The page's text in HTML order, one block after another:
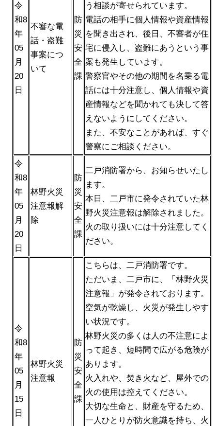
令
和8
年
05
月
20
日
不審な電
話・盗難
事案につ
いて
防
災
安
全
課
う相談が寄せられています。
電話の相手に個人情報や資産情報
を聞き出され、後日、不審者が住
宅に侵入し、盗難にあうという事
案も発生しています。
警察官やその他の期間を名乗る電
話には十分注意し、個人情報や資
産情報などを聞かれても決して答
えないようにしてください。
また、不安なことがあれば、すぐ
警察にご相談ください。
令
和8
年
05
月
20
日
林野火災
注意報解
除
防
災
安
全
課
二戸消防署から、お知らせいたし
ます。
本日、二戸市に発令されていた林
野火災注意報は解除されました。
火の取り扱いには十分注意してく
ださい。
令
和8
年
05
月
15
日
林野火災
注意報
防
災
安
全
課
こちらは、二戸消防署です。
ただいま、二戸市に、「林野火災
注意報」が発令されております。
空気が乾燥し、火災が発生しやす
い状況です。
林野火災の多くは人の不注意によ
って起き、短時間で広がる危険が
あります。
火入れや、焚き火など、屋外での
火の使用は控えてください。
大切な生命と、財産を守るため、
一人ひとりが防火意識を持ち、火